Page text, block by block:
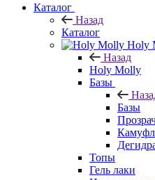
Каталог
Назад
Каталог
Holy
Назад
Holy Molly
Базы
Базы
Топы
Гель лаки